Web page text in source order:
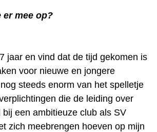
er mee op?
jaar en vind dat de tijd gekomen is
voor nieuwe en jongere
steeds enorm van het spelletje
die de leiding over
een ambitieuze club als SV
zich meebrengen hoeven op mijn